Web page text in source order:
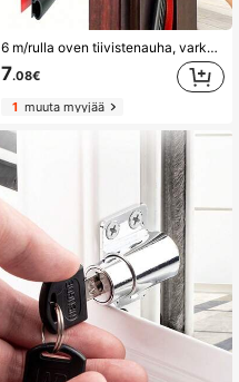
6 m/rulla oven tiivistenauha, varkaudenesto-oven tiivistenauha, itseliimautuva tiivistenauha/äänieristetty törmäyksenestotiiviste, vedenpitävä, hyönteissuojattu, pölytiivis, tuulenpitävä
7.08€
1muuta myyjää